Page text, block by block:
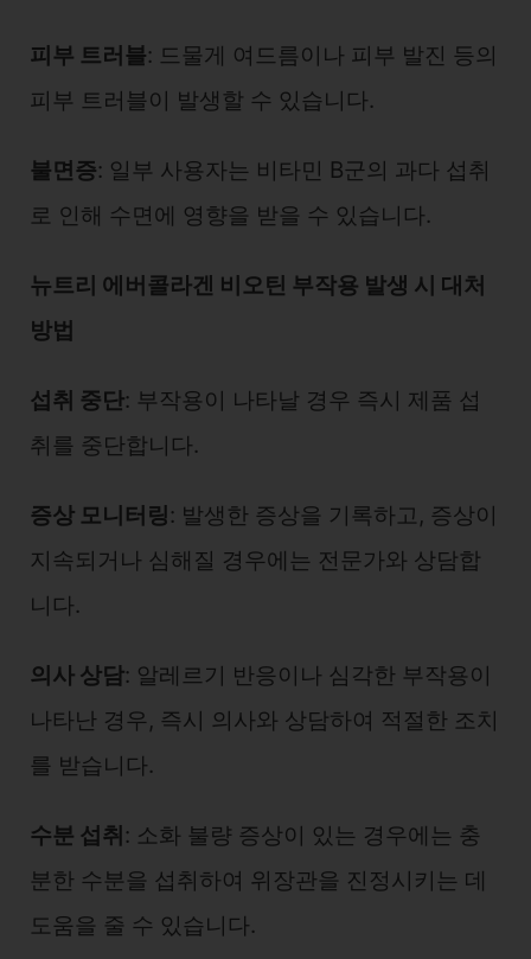
피부 트러블: 드물게 여드름이나 피부 발진 등의
피부 트러블이 발생할 수 있습니다.
불면증: 일부 사용자는 비타민 B군의 과다 섭취
로 인해 수면에 영향을 받을 수 있습니다.
뉴트리 에버콜라겐 비오틴 부작용 발생 시 대처
방법
섭취 중단: 부작용이 나타날 경우 즉시 제품 섭
취를 중단합니다.
증상 모니터링: 발생한 증상을 기록하고, 증상이
지속되거나 심해질 경우에는 전문가와 상담합
니다.
의사 상담: 알레르기 반응이나 심각한 부작용이
나타난 경우, 즉시 의사와 상담하여 적절한 조치
를 받습니다.
수분 섭취 : 소화 불량 증상이 있는 경우에는 충
분한 수분을 섭취하여 위장관을 진정시키는 데
도움을 줄 수 있습니다.